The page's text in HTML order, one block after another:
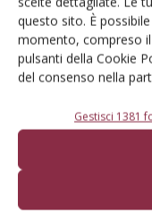
questo sito. È
momento, compreso
pulsanti della Cookie
del consenso nella
Gestisci 1381
art. 1 c. 1: CN/BO" ROC n°
Colture
Difesa
Fertilizzazione
Miglioramento genetico